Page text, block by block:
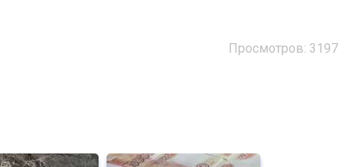
Просмотров: 3197